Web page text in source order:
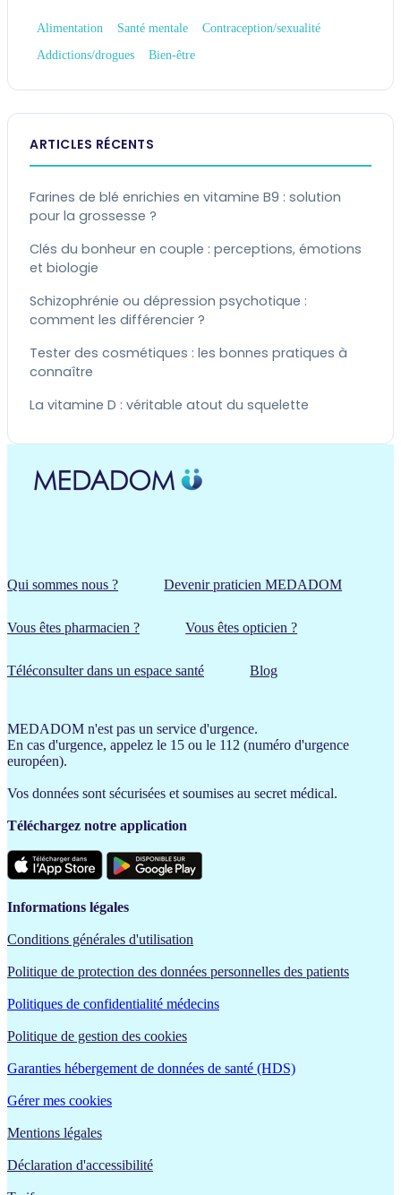
Alimentation Santé mentale
Contraception/sexualité
Addictions/drogues
Bien-être
ARTICLES RÉCENTS
Farines de blé enrichies en vitamine B9 : solution
pour la grossesse ?
Clés du bonheur en couple : perceptions, émotions
et biologie
Schizophrénie ou dépression psychotique :
comment les différencier ?
Tester des cosmétiques : les bonnes pratiques à
connaître
La vitamine D : véritable atout du squelette
Qui sommes nous ? Devenir praticien MEDADOM
Vous êtes pharmacien ? Vous êtes opticien ?
Téléconsulter dans un espace santé Blog
MEDADOM n'est pas un service d'urgence.
En cas d'urgence, appelez le 15 ou le 112 (numéro d'urgence
européen).
Vos données sont sécurisées et soumises au secret médical.
Téléchargez notre application
Informations légales
Conditions générales d'utilisation
Politique de protection des données personnelles des patients
Politiques de confidentialité médecins
Politique de gestion des cookies
Garanties hébergement de données de santé (HDS)
Gérer mes cookies
Mentions légales
Déclaration d'accessibilité